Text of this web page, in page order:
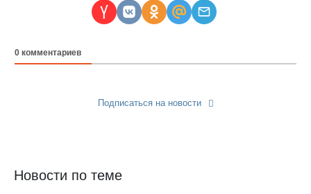
0 комментариев
Подписаться на новости
Новости по теме